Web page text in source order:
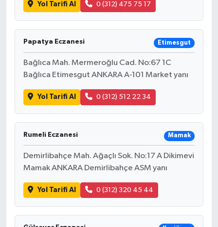
Yol Tarifi Al 0 (312) 475 75 17
Papatya Eczanesi Etimesgut
Bağlıca Mah. Mermeroğlu Cad. No:67 1C
Bağlıca Etimesgut ANKARA A-101 Market yanı
Yol Tarifi Al 0 (312) 512 22 34
Rumeli Eczanesi Mamak
Demirlibahçe Mah. Ağaçlı Sok. No:17 A Dikimevi
Mamak ANKARA Demirlibahçe ASM yanı
Yol Tarifi Al 0 (312) 320 45 44